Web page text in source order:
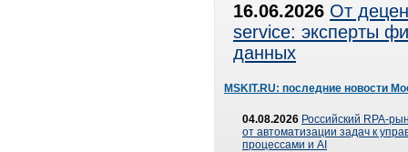
16.06.2026 От
service: эксперты
данных
MSKIT.RU: последние новости
04.08.2026 Российский RPA-
от автоматизации задач к
процессами и AI